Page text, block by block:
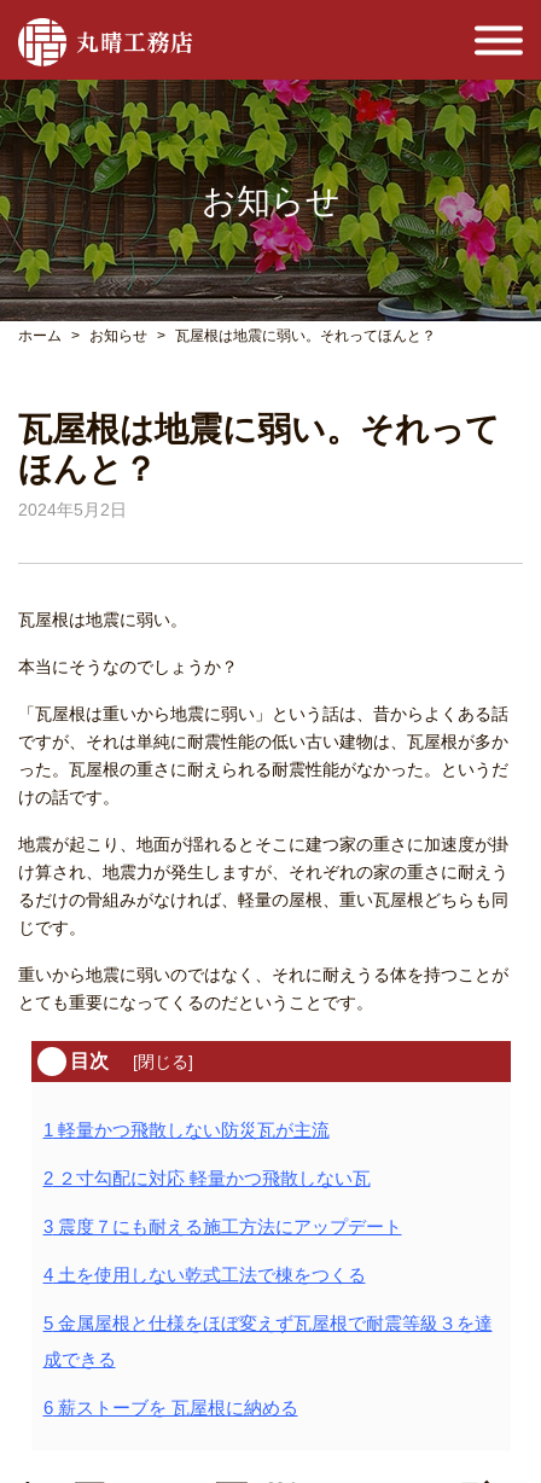
お知らせ
ホーム お知らせ 瓦屋根は地震に弱い。それってほんと？
瓦屋根は地震に弱い。それって
ほんと？
2024年5月2日
瓦屋根は地震に弱い。
本当にそうなのでしょうか？
「瓦屋根は重いから地震に弱い」という話は、昔からよくある話
ですが、それは単純に耐震性能の低い古い建物は、瓦屋根が多か
った。瓦屋根の重さに耐えられる耐震性能がなかった。というだ
けの話です。
地震が起こり、地面が揺れるとそこに建つ家の重さに加速度が掛
け算され、地震力が発生しますが、それぞれの家の重さに耐えう
るだけの骨組みがなければ、軽量の屋根、重い瓦屋根どちらも同
じです。
重いから地震に弱いのではなく、それに耐えうる体を持つことが
とても重要になってくるのだということです。
目次 [閉じる]
1 軽量かつ飛散しない防災瓦が主流
2２寸勾配に対応 軽量かつ飛散しない瓦
3震度７にも耐える施工方法にアップデート
4土を使用しない乾式工法で棟をつくる
5金属屋根と仕様をほぼ変えず瓦屋根で耐震等級３を達
成できる
6薪ストーブを 瓦屋根に納める